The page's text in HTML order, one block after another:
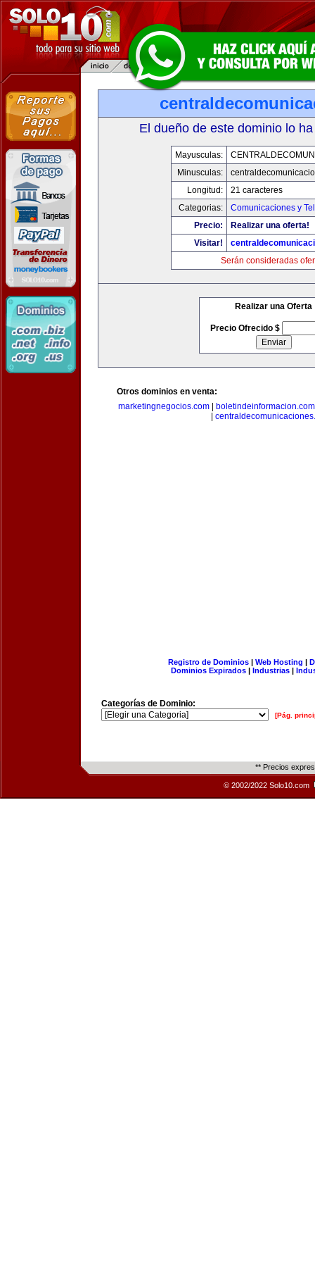
El dueño de este dominio lo
Mayusculas:
Minusculas:
Longitud:
21 caracteres
Categorias:
Comunicaciones y
Precio:
Realizar una oferta!
Visitar!
Serán consideradas
Realizar una Oferta
Precio Ofrecido $
Otros dominios en venta:
marketingnegocios.com
boletindeinformacion.com
Registro de Dominios| Web Hosting |
Dominios Expirados | Industrias |
Categorías de Dominio:
[Pág.
** Precios
© 2002/2022 Solo10.com